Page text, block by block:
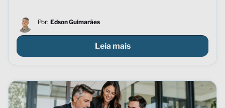
Por: Edson Guimarães
Leia mais